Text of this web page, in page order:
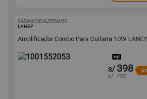
CASAMUSICALSTRAUSS
LANEY
Amplificador Combo Para Guitarra 10W
s/ 398 -
s/ 425